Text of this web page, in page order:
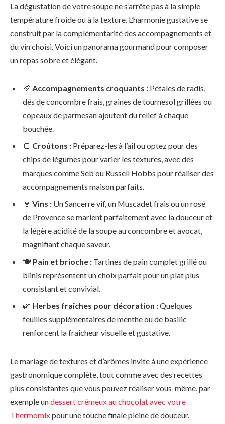
La dégustation de votre soupe ne s’arrête pas à la simple
température froide ou à la texture. L’harmonie gustative se
construit par la complémentarité des accompagnements et
du vin choisi. Voici un panorama gourmand pour composer
un repas sobre et élégant.
🥖 Accompagnements croquants : Pétales de radis,
dés de concombre frais, graines de tournesol grillées ou
copeaux de parmesan ajoutent du relief à chaque
bouchée.
🍞 Croûtons : Préparez-les à l’ail ou optez pour des
chips de légumes pour varier les textures, avec des
marques comme Seb ou Russell Hobbs pour réaliser des
accompagnements maison parfaits.
🍷 Vins : Un Sancerre vif, un Muscadet frais ou un rosé
de Provence se marient parfaitement avec la douceur et
la légère acidité de la soupe au concombre et avocat,
magnifiant chaque saveur.
🍽 Pain et brioche : Tartines de pain complet grillé ou
blinis représentent un choix parfait pour un plat plus
consistant et convivial.
🌿 Herbes fraîches pour décoration :Quelques
feuilles supplémentaires de menthe ou de basilic
renforcent la fraîcheur visuelle et gustative.
Le mariage de textures et d’arômes invite à une expérience
gastronomique complète, tout comme avec des recettes
plus consistantes que vous pouvez réaliser vous-même, par
exemple undessert crémeux au chocolat avec votre
Thermomixpour une touche finale pleine de douceur.